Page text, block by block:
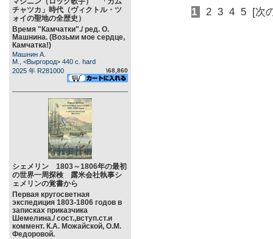
チャツカ」時代（ヴィクトル・ツ
ォイの聖地の全歴史）
Время "Камчатки"./ ред. О.
Машнина. (Возьми мое сердце,
Камчатка!)
Машнин А.
М., <Выргород> 440 c. hard
2025 年 R281000
\68,860
シェメリン 1803～1806年の最初
の世界一周探検 露米会社執事シ
ェメリンの覚書から
Первая кругосветная
экспедиция 1803-1806 годов в
записках приказчика
Шемелина./ сост.,вступ.ст.и
коммент. К.А. Можайской, О.М.
Федоровой.
1 2 3 4 5 [次